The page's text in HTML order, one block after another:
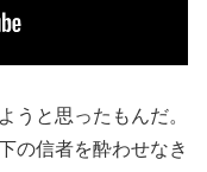
うと思ったもんだ。
の信者を酔わせなき